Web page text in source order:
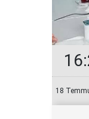
18